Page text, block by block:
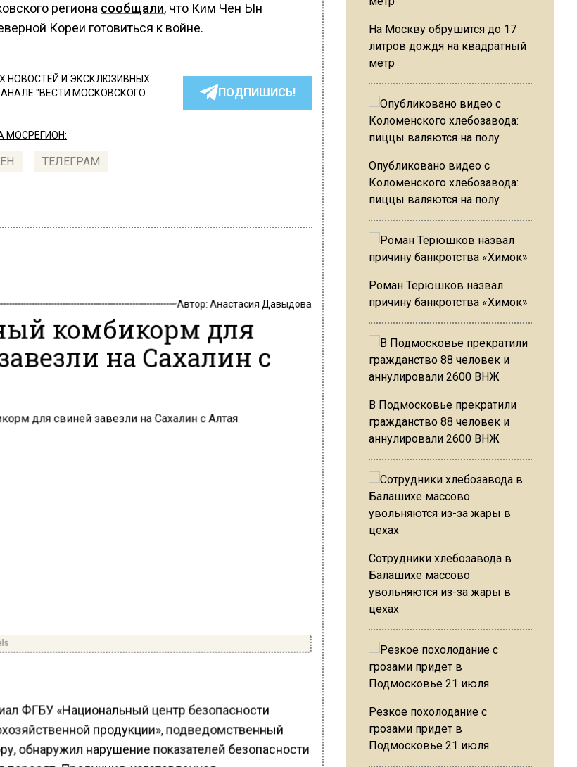
региона сообщали, что Ким Чен Ын
Кореи готовиться к войне.
НОВОСТЕЙ И ЭКСКЛЮЗИВНЫХ
"ВЕСТИ МОСКОВСКОГО
ПОДПИШИСЬ!
МОСРЕГИОН:
ТЕЛЕГРАМ
Автор: Анастасия Давыдова
комбикорм для
на Сахалин с
ФГБУ «Национальный центр безопасности
продукции», подведомственный
обнаружил нарушение показателей безопасности
На Москву обрушится до 17
литров дождя на квадратный
метр
Опубликовано видео с
Коломенского хлебозавода:
пиццы валяются на полу
Роман Терюшков назвал
причину банкротства «Химок»
В Подмосковье прекратили
гражданство 88 человек и
аннулировали 2600 ВНЖ
Сотрудники хлебозавода в
Балашихе массово
увольняются из-за жары в
цехах
Резкое похолодание с
грозами придет в
Подмосковье 21 июля